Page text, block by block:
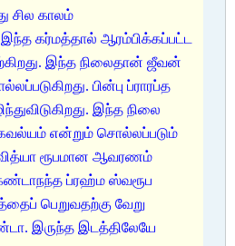
சில காலம்
கர்மத்தால் ஆரம்பிக்கப்பட்ட
இந்த நிலைதான் ஜீவன்
பின்பு ப்ராரப்த
இந்த நிலை
என்றும் சொல்லப்படும்
ரூபமான ஆவரணம்
ப்ரஹ்ம ஸ்வரூப
பெறுவதற்கு வேறு
இருந்த இடத்திலேயே